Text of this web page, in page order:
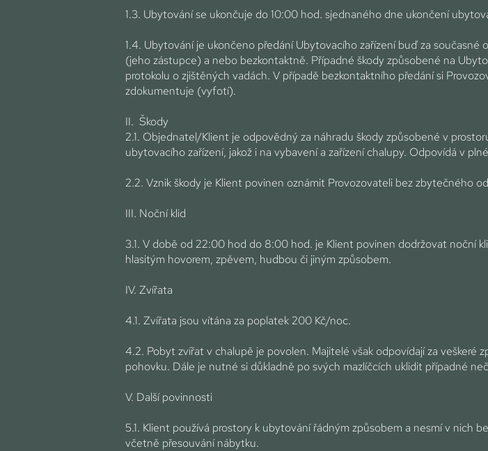
1.3. Ubytování se ukončuje do 10:00 hod. sjednaného dne ukončení
1.4. Ubytování je ukončeno předání Ubytovacího zařízení buď za
(jeho zástupce) a nebo bezkontaktně. Případné škody způsobené na
protokolu o zjištěných vadách. V případě bezkontaktního předání si
zdokumentuje (vyfotí).
II. Škody
2.1. Objednatel/Klient je odpovědný za náhradu škody způsobené v
ubytovacího zařízení, jakož i na vybavení a zařízení chalupy. Odpovídá v
2.2. Vznik škody je Klient povinen oznámit Provozovateli bez zbytečného
III. Noční klid
3.1. V době od 22:00 hod do 8:00 hod. je Klient povinen dodržovat noční
hlasitým hovorem, zpěvem, hudbou či jiným způsobem.
IV. Zvířata
4.1. Zvířata jsou vítána za poplatek 200 Kč/noc.
4.2. Pobyt zvířat v chalupě je povolen. Majitelé však odpovídají za veškeré
pohovku. Dále je nutné si důkladně po svých mazlíčcích uklidit případné
V. Další povinnosti
5.1. Klient používá prostory k ubytování řádným způsobem a nesmí v nich
včetně přesouvání nábytku.